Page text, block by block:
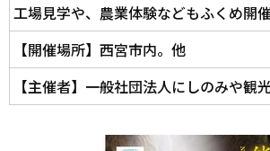
工場見学や、農業体験などもふくめ開催
【開催場所】西宮市内。他
【主催者】一般社団法人にしのみや観